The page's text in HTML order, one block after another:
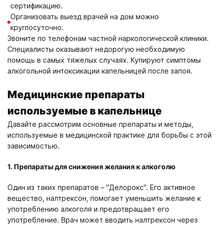
сертификацию.
Организовать выезд врачей на дом можно
круглосуточно.
Звоните по телефонам частной наркологической клиники.
Специалисты оказывают недорогую необходимую
помощь в самых тяжелых случаях. Купируют симптомы
алкогольной интоксикации капельницей после запоя.
Медицинские препараты
используемые в капельнице
Давайте рассмотрим основные препараты и методы,
используемые в медицинской практике для борьбы с этой
зависимостью.
1. Препараты для снижения желания к алкоголю
Один из таких препаратов – "Делорокс". Его активное
вещество, налтрексон, помогает уменьшить желание к
употреблению алкоголя и предотвращает его
употребление. Врач может вводить налтрексон через